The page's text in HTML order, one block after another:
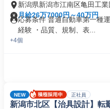
新潟県新潟市江南区亀田工
月給26万7000円～40万円
応募条件 普通自動車第一種
経験 ・品質、規制、表...
+4個
NEW 正社員
新潟市北区【治具設計】転